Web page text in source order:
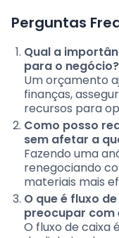
Perguntas
Qual a
para o negócio?
Um orçamento
finanças,
recursos para
Como posso
sem afetar a
Fazendo uma
renegociando
materiais mais
O que é fluxo
preocupar com
O fluxo de caixa